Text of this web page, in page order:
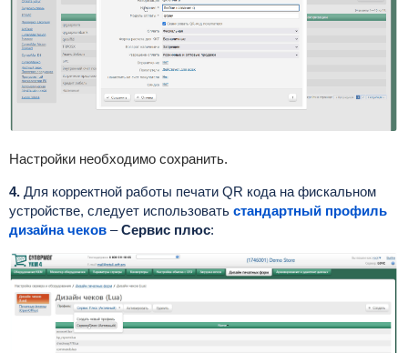
Настройки необходимо сохранить.
4. Для корректной работы печати QR кода на фискальном
устройстве, следует использовать стандартный профиль
дизайна чеков– Сервис плюс: